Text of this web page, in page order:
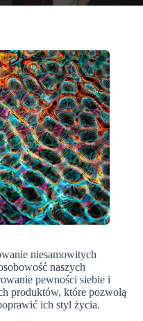
niesamowitych
naszych
pewności siebie i
produktów, które pozwolą
ich styl życia.